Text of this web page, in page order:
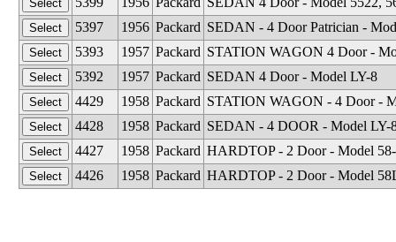
5397
1956 Packard SEDAN - 4 Door Patrician -
5393
1957 Packard STATION WAGON 4 Door -
5392
1957 Packard SEDAN 4 Door - Model LY-8
4429
1958 Packard STATION WAGON - 4 Door -
4428
1958 Packard SEDAN - 4 DOOR - Model LY-
4427
1958 Packard HARDTOP - 2 Door - Model
4426
1958 Packard HARDTOP - 2 Door - Model